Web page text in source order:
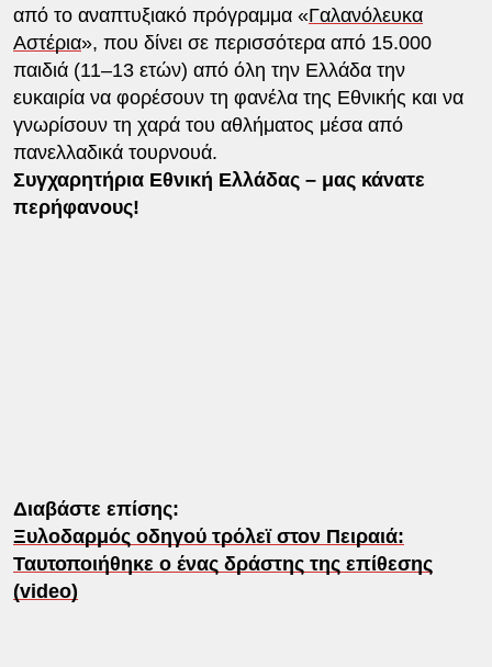
από το αναπτυξιακό πρόγραμμα «Γαλανόλευκα
Αστέρια», που δίνει σε περισσότερα από 15.000
παιδιά (11–13 ετών) από όλη την Ελλάδα την
ευκαιρία να φορέσουν τη φανέλα της Εθνικής και να
γνωρίσουν τη χαρά του αθλήματος μέσα από
πανελλαδικά τουρνουά.
Συγχαρητήρια Εθνική Ελλάδας – μας κάνατε
περήφανους!
Διαβάστε επίσης:
Ξυλοδαρμός οδηγού τρόλεϊ στον Πειραιά:
Ταυτοποιήθηκε ο ένας δράστης της επίθεσης
(video)